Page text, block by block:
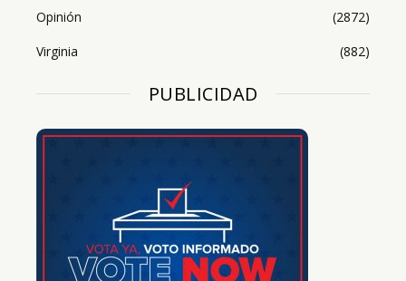
Opinión
(2872)
Virginia
(882)
PUBLICIDAD